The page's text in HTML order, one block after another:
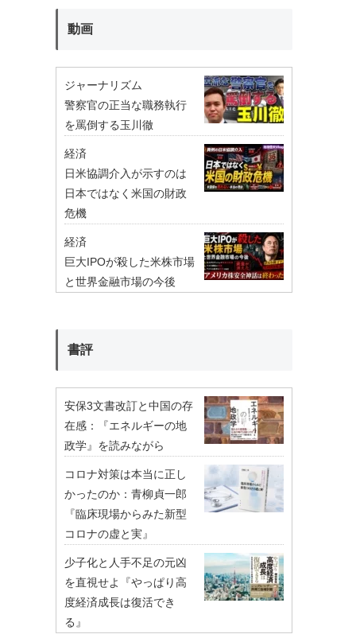
動画
ジャーナリズム
警察官の正当な職務執行
を罵倒する玉川徹
経済
日米協調介入が示すのは
日本ではなく米国の財政
危機
経済
巨大IPOが殺した米株市場
と世界金融市場の今後
書評
安保3文書改訂と中国の存
在感：『エネルギーの地
政学』を読みながら
コロナ対策は本当に正し
かったのか：青柳貞一郎
『臨床現場からみた新型
コロナの虚と実』
少子化と人手不足の元凶
を直視せよ『やっぱり高
度経済成長は復活でき
る』